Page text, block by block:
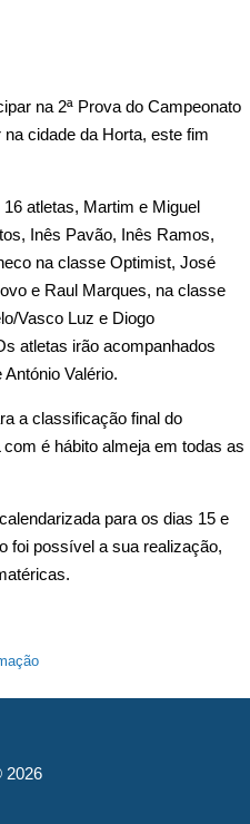
na 2ª Prova do Campeonato
cidade da Horta, este fim
atletas, Martim e Miguel
Inês Pavão, Inês Ramos,
na classe Optimist, José
e Raul Marques, na classe
Vasco Luz e Diogo
atletas irão acompanhados
Valério.
a classificação final do
é hábito almeja em todas as
para os dias 15 e
foi possível a sua realização,
2026